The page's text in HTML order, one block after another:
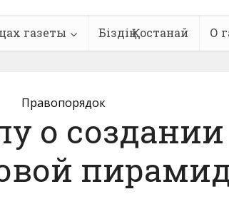
газеты Біздің Қостанай О
Правопорядок
о создании